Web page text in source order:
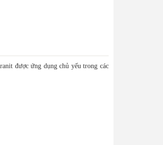
được ứng dụng chủ yếu trong các